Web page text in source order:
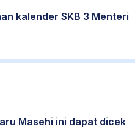
kalender SKB 3 Menteri
Masehi ini dapat dicek